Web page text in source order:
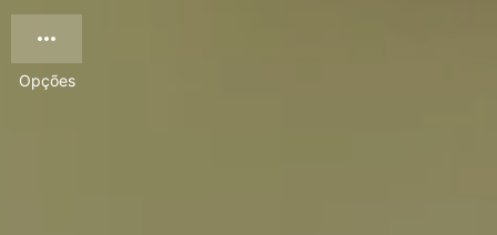
Opções